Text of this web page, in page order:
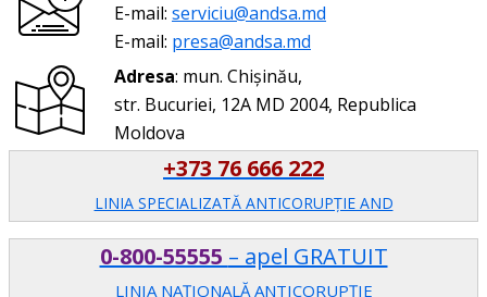
E-mail: serviciu@andsa.md
E-mail: presa@andsa.md
Adresa: mun. Chișinău,
str. Bucuriei, 12A MD 2004, Republica
Moldova
+373 76 666 222
LINIA SPECIALIZATĂ ANTICORUPŢIE AND
0-800-55555 – apel GRATUIT
LINIA NAȚIONALĂ ANTICORUPȚIE